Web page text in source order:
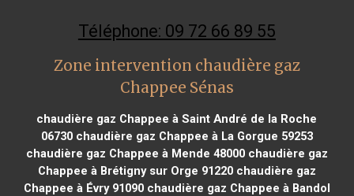
Téléphone: 09 72 66 89 55
Zone intervention chaudière gaz
Chappee Sénas
chaudière gaz Chappee à Saint André de la Roche
06730chaudière gaz Chappee à La Gorgue 59253
chaudière gaz Chappee à Mende 48000chaudière gaz
Chappee à Brétigny sur Orge 91220chaudière gaz
Chappee à Évry 91090chaudière gaz Chappee à Bandol